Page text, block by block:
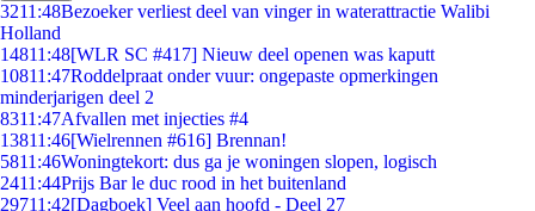
3211:48Bezoeker verliest deel van vinger in waterattractie Walibi
Holland
14811:48[WLR SC #417] Nieuw deel openen was kaputt
10811:47Roddelpraat onder vuur: ongepaste opmerkingen
minderjarigen deel 2
8311:47Afvallen met injecties #4
13811:46[Wielrennen #616] Brennan!
5811:46Woningtekort: dus ga je woningen slopen, logisch
2411:44Prijs Bar le duc rood in het buitenland
29711:42[Dagboek] Veel aan hoofd - Deel 27